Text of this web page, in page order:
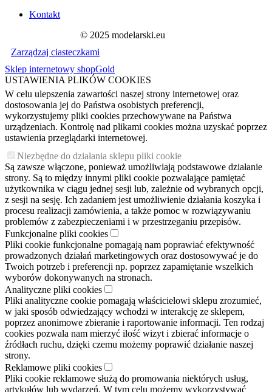
Kontakt
© 2025 modelarski.eu
Zarządzaj ciasteczkami
Sklep internetowy shopGold
USTAWIENIA PLIKÓW COOKIES
W celu ulepszenia zawartości naszej strony internetowej oraz
dostosowania jej do Państwa osobistych preferencji,
wykorzystujemy pliki cookies przechowywane na Państwa
urządzeniach. Kontrolę nad plikami cookies można uzyskać poprzez
ustawienia przeglądarki internetowej.
Niezbędne do działania sklepu pliki cookie
Są zawsze włączone, ponieważ umożliwiają podstawowe działanie
strony. Są to między innymi pliki cookie pozwalające pamiętać
użytkownika w ciągu jednej sesji lub, zależnie od wybranych opcji,
z sesji na sesję. Ich zadaniem jest umożliwienie działania koszyka i
procesu realizacji zamówienia, a także pomoc w rozwiązywaniu
problemów z zabezpieczeniami i w przestrzeganiu przepisów.
Funkcjonalne pliki cookies
Pliki cookie funkcjonalne pomagają nam poprawiać efektywność
prowadzonych działań marketingowych oraz dostosowywać je do
Twoich potrzeb i preferencji np. poprzez zapamiętanie wszelkich
wyborów dokonywanych na stronach.
Analityczne pliki cookies
Pliki analityczne cookie pomagają właścicielowi sklepu zrozumieć,
w jaki sposób odwiedzający wchodzi w interakcję ze sklepem,
poprzez anonimowe zbieranie i raportowanie informacji. Ten rodzaj
cookies pozwala nam mierzyć ilość wizyt i zbierać informacje o
źródłach ruchu, dzięki czemu możemy poprawić działanie naszej
strony.
Reklamowe pliki cookies
Pliki cookie reklamowe służą do promowania niektórych usług,
artykułów lub wydarzeń. W tym celu możemy wykorzystywać